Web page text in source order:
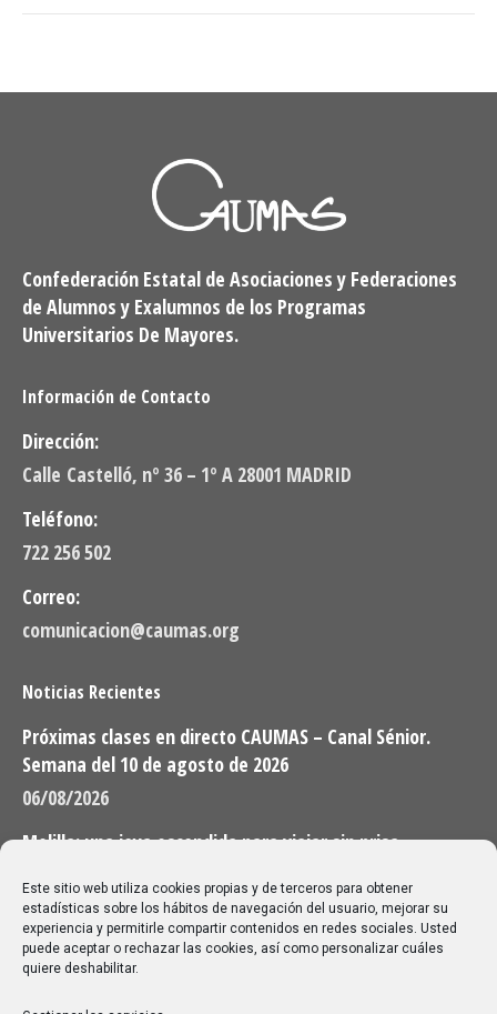
Este sitio web utiliza cookies propias y de terceros para obtener
estadísticas sobre los hábitos de navegación del usuario, mejorar su
experiencia y permitirle compartir contenidos en redes sociales. Usted
puede aceptar o rechazar las cookies, así como personalizar cuáles
quiere deshabilitar.
Confederación Estatal de Asociaciones y Federaciones
de Alumnos y Exalumnos de los Programas
Universitarios De Mayores.
Información de Contacto
Dirección:
Calle Castelló, nº 36 – 1º A 28001 MADRID
Teléfono:
722 256 502
Correo:
comunicacion@caumas.org
Noticias Recientes
Próximas clases en directo CAUMAS – Canal Sénior.
Semana del 10 de agosto de 2026
06/08/2026
Melilla: una joya escondida para viajar sin prisa
28/07/2026
Buscar
Buscar: